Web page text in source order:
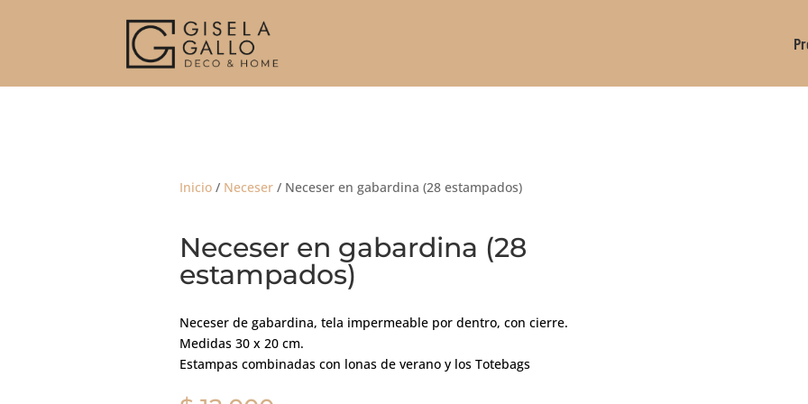
Inicio / Neceser / Neceser en gabardina (28 estampados)
Neceser en gabardina (28
estampados)
Neceser de gabardina, tela impermeable por dentro, con cierre.
Medidas 30 x 20 cm.
Estampas combinadas con lonas de verano y los Totebags